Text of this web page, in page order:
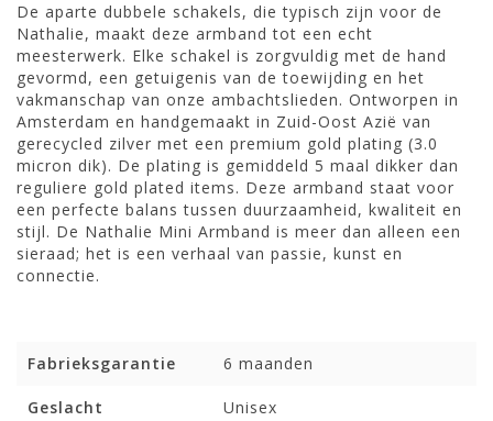
De aparte dubbele schakels, die typisch zijn voor de
Nathalie, maakt deze armband tot een echt
meesterwerk. Elke schakel is zorgvuldig met de hand
gevormd, een getuigenis van de toewijding en het
vakmanschap van onze ambachtslieden. Ontworpen in
Amsterdam en handgemaakt in Zuid-Oost Azië van
gerecycled zilver met een premium gold plating (3.0
micron dik). De plating is gemiddeld 5 maal dikker dan
reguliere gold plated items. Deze armband staat voor
een perfecte balans tussen duurzaamheid, kwaliteit en
stijl. De Nathalie Mini Armband is meer dan alleen een
sieraad; het is een verhaal van passie, kunst en
connectie.
Fabrieksgarantie 6 maanden
Geslacht Unisex